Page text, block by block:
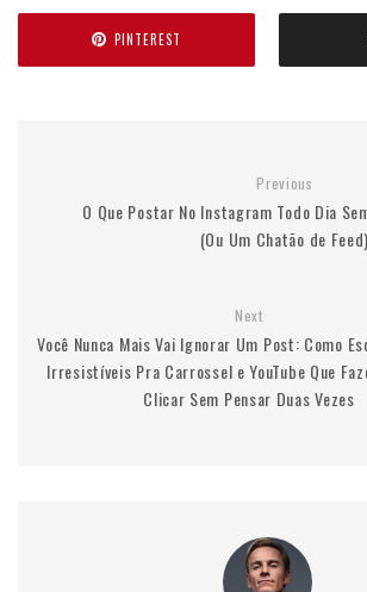
PINTEREST
Previous
O Que Postar No Instagram Todo Dia
(Ou Um Chatão de Feed)
Next
Você Nunca Mais Vai Ignorar Um Post: Como
Irresistíveis Pra Carrossel e YouTube Que
Clicar Sem Pensar Duas Vezes